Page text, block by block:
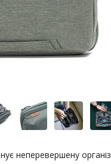
неперевершену